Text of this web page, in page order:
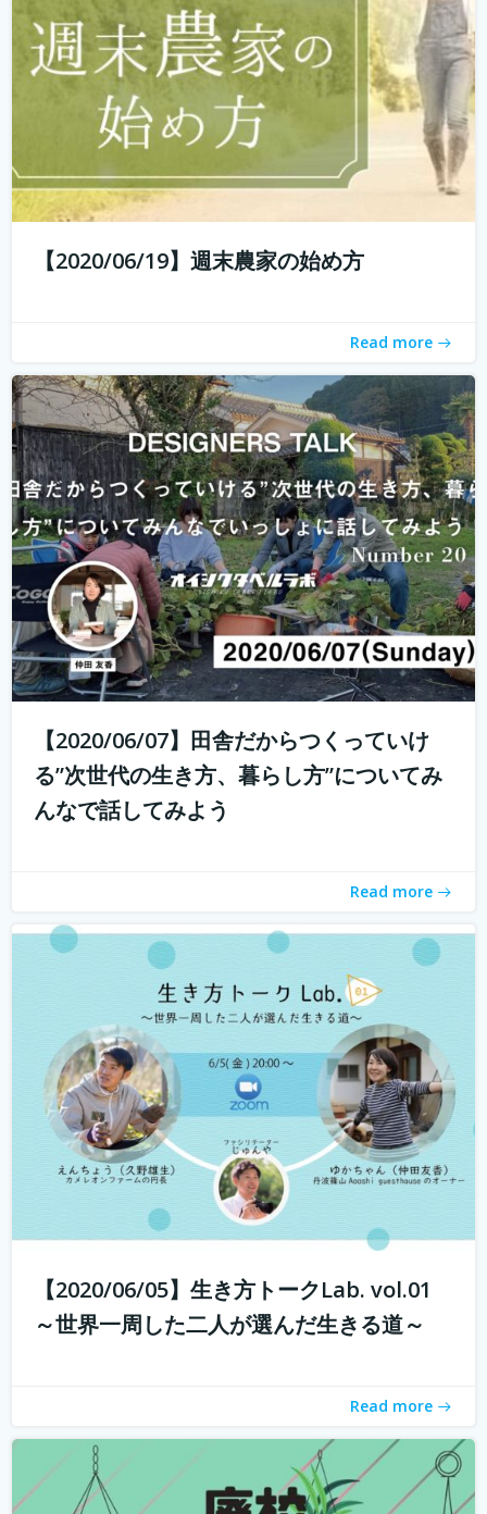
【2020/06/19】週末農家の始め方
Read more
エイイチです。オイシクタベルラボというコミュニケーシ
ョンデザインを主体としたあらゆるコトをデザインしてい
こうと動いています。 普段からいろんなものをデザインし
ていますが、これから先いままでデザインとはまったく関
わりのなかった人たちもデザイン...続きを読む
【2020/06/07】田舎だからつくっていけ
る”次世代の生き方、暮らし方”についてみ
んなで話してみよう
Read more
これからの生き方についてみんなで話し、考える場、生き
方トークLab. なんとなく決めた仕事や住む場所、それって
自分が今も本当に求めているものでしょうか。コロナ禍の
中で自分の生き方を考え直している人もいるかと思いま
す。 人は人と出会い、話し、... 続きを読む
【2020/06/05】生き方トークLab. vol.01
～世界一周した二人が選んだ生きる道～
Read more
若年人口の減少に直面する地域では学校の統廃合が相次
ぎ、廃校が増加しています。 その中で、丹波市でカフェ・
ベーカリーを営む市島製パン研究所のオーナー 三澤さん
が現在進行中で丹波市青垣町にある旧遠坂小学校を廃校利
活用させ、地域活性させるプロジェ...
続きを読む